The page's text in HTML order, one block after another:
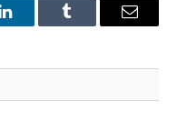
LinkedInTumblr Email